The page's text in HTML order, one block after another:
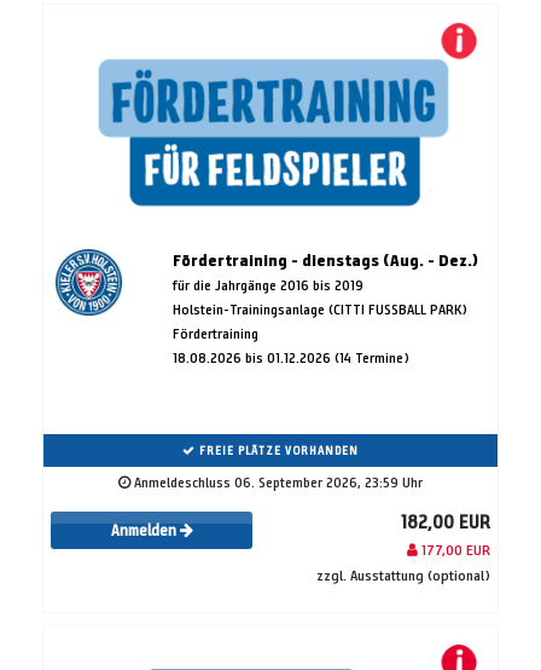
Fördertraining - dienstags (Aug. - Dez.)
für die Jahrgänge 2016 bis 2019
Holstein-Trainingsanlage (CITTI FUSSBALL PARK)
Fördertraining
18.08.2026 bis 01.12.2026 (14 Termine)
FREIE PLÄTZE VORHANDEN
Anmeldeschluss 06. September 2026, 23:59 Uhr
Anmelden 182,00 EUR
177,00 EUR
zzgl. Ausstattung (optional)